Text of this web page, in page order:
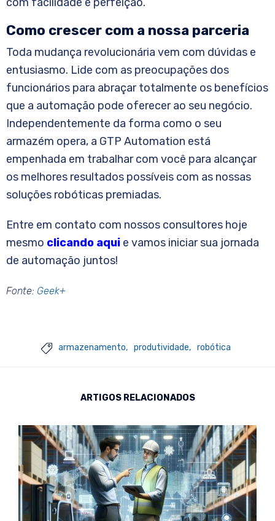
Como crescer com a nossa parceria
Toda mudança revolucionária vem com dúvidas e
entusiasmo. Lide com as preocupações dos
funcionários para abraçar totalmente os benefícios
que a automação pode oferecer ao seu negócio.
Independentemente da forma como o seu
armazém opera, a GTP Automation está
empenhada em trabalhar com você para alcançar
os melhores resultados possíveis com as nossas
soluções robóticas premiadas.
Entre em contato com nossos consultores hoje
mesmo clicando aqui e vamos iniciar sua jornada
de automação juntos!
Fonte: Geek+
 armazenamento produtividade robótica
ARTIGOS RELACIONADOS